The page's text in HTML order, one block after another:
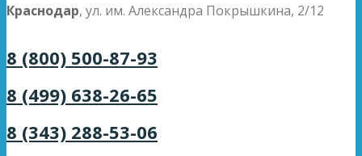
Краснодар, ул. им. Александра Покрышкина, 2/12
8 (800) 500-87-93
8 (499) 638-26-65
8 (343) 288-53-06